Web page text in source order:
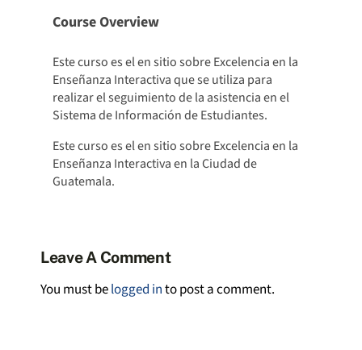
Course Overview
Este curso es el en sitio sobre Excelencia en la
Enseñanza Interactiva que se utiliza para
realizar el seguimiento de la asistencia en el
Sistema de Información de Estudiantes.
Este curso es el en sitio sobre Excelencia en la
Enseñanza Interactiva en la Ciudad de
Guatemala.
Leave A Comment
You must belogged into post a comment.